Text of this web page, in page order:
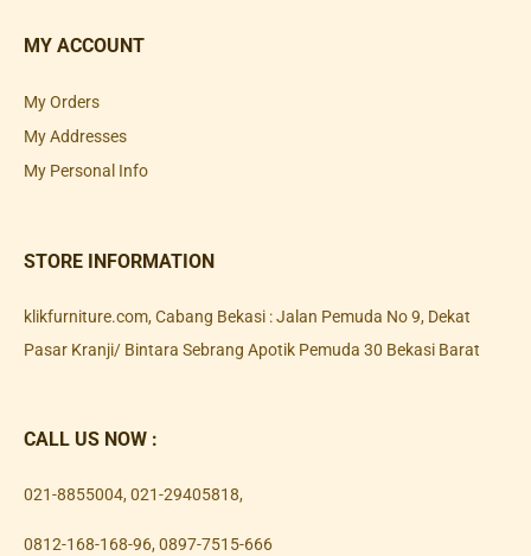
MY ACCOUNT
My Orders
My Addresses
My Personal Info
STORE INFORMATION
klikfurniture.com, Cabang Bekasi : Jalan Pemuda No 9, Dekat
Pasar Kranji/ Bintara Sebrang Apotik Pemuda 30 Bekasi Barat
CALL US NOW :
021-8855004, 021-29405818,
0812-168-168-96, 0897-7515-666